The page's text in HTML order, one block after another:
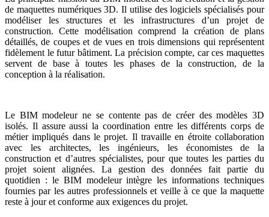
de maquettes numériques 3D. Il utilise des logiciels spécialisés pour
modéliser les structures et les infrastructures d’un projet de
construction. Cette modélisation comprend la création de plans
détaillés, de coupes et de vues en trois dimensions qui représentent
fidèlement le futur bâtiment. La précision compte, car ces maquettes
servent de base à toutes les phases de la construction, de la
conception à la réalisation.
Le BIM modeleur ne se contente pas de créer des modèles 3D
isolés. Il assure aussi la coordination entre les différents corps de
métier impliqués dans le projet. Il travaille en étroite collaboration
avec les architectes, les ingénieurs, les économistes de la
construction et d’autres spécialistes, pour que toutes les parties du
projet soient alignées. La gestion des données fait partie du
quotidien : le BIM modeleur intègre les informations techniques
fournies par les autres professionnels et veille à ce que la maquette
reste à jour et conforme aux exigences du projet.